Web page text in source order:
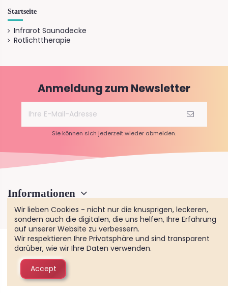
Startseite
Infrarot Saunadecke
Rotlichttherapie
Anmeldung zum Newsletter
Sie können sich jederzeit wieder abmelden.
Informationen
Wir lieben Cookies - nicht nur die knusprigen, leckeren,
sondern auch die digitalen, die uns helfen, Ihre Erfahrung
auf unserer Website zu verbessern.
Wir respektieren Ihre Privatsphäre und sind transparent
darüber, wie wir Ihre Daten verwenden.
Accept